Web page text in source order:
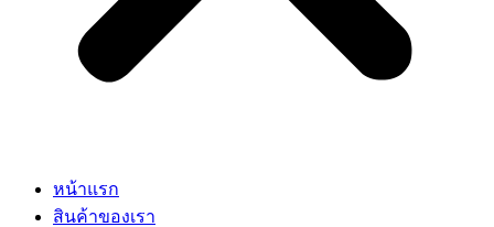
หน้าแรก
สินค้าของเรา